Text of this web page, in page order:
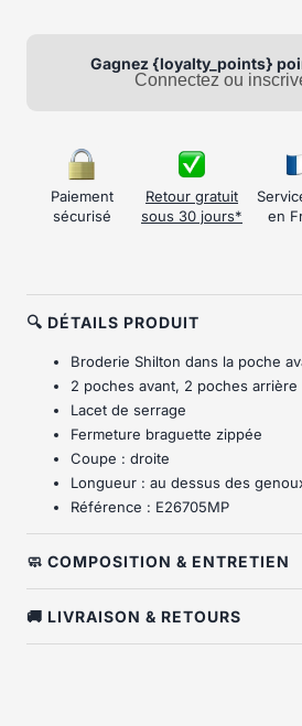
Gagnez {loyalty_points}
Connectez ou
Paiement
sécurisé
Retour gratuit
sous 30 jours*
en
🔍 DÉTAILS PRODUIT
Broderie Shilton dans la poche
2 poches avant, 2 poches arrière
Lacet de serrage
Fermeture braguette zippée
Coupe : droite
Longueur : au dessus des
Référence : E26705MP
🧼 COMPOSITION & ENTRETIEN
🚚 LIVRAISON & RETOURS